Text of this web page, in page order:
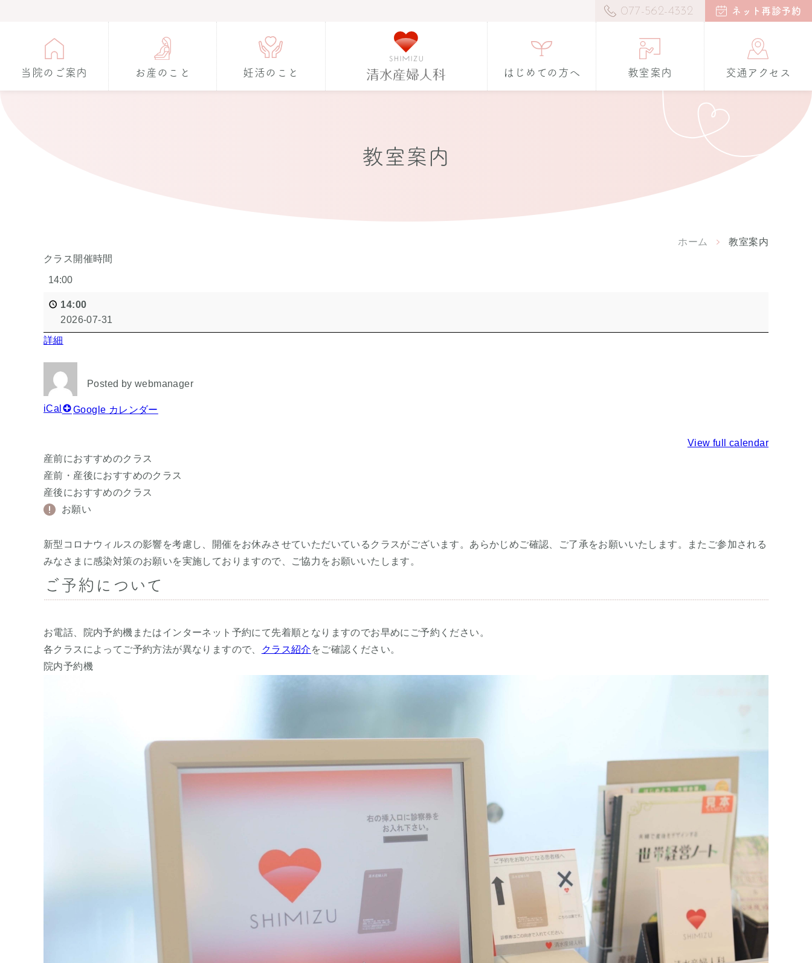
077-562-4332 ネット再診予約
当院のご案内 お産のこと 妊活のこと はじめての方へ 教室案内 交通アクセス
教室案内
ホーム
教室案内
クラス開催時間
14:00
14:00
2026-07-31
詳細
Posted by webmanager
iCal Google カレンダー
View full calendar
産前におすすめのクラス
産前・産後におすすめのクラス
産後におすすめのクラス
お願い
新型コロナウィルスの影響を考慮し、開催をお休みさせていただいているクラスがございます。あらかじめご確認、ご了承をお願いいたします。またご参加される
みなさまに感染対策のお願いを実施しておりますので、ご協力をお願いいたします。
ご予約について
お電話、院内予約機またはインターネット予約にて先着順となりますのでお早めにご予約ください。
各クラスによってご予約方法が異なりますので、
クラス紹介 をご確認ください。
院内予約機